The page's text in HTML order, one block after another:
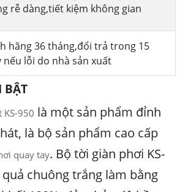
rễ dàng,tiết kiệm không gian
hãng 36 tháng,đổi trả trong 15
nếu lỗi do nhà sản xuất
BẬT
KS-950 là một sản phẩm đỉnh
là bộ sản phẩm cao cấp
quay tay. Bộ tời giàn phơi KS-
chuông trắng làm bằng